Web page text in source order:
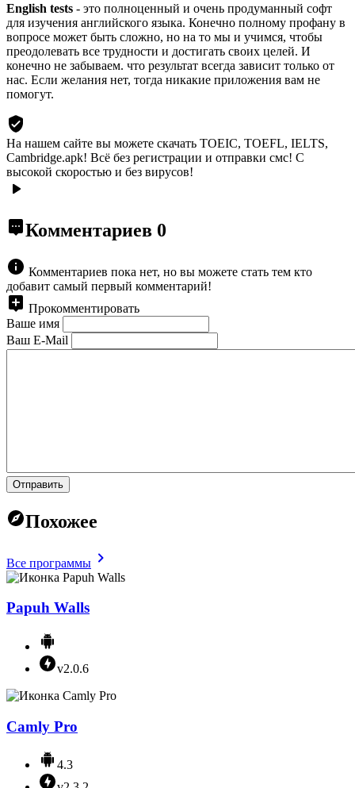
English tests - это полноценный и очень продуманный софт
для изучения английского языка. Конечно полному профану в
вопросе может быть сложно, но на то мы и учимся, чтобы
преодолевать все трудности и достигать своих целей. И
конечно не забываем. что результат всегда зависит только от
нас. Если желания нет, тогда никакие приложения вам не
помогут.
На нашем сайте вы можете скачать TOEIC, TOEFL, IELTS,
Cambridge.apk! Всё без регистрации и отправки смс! С
высокой скоростью и без вирусов!
Комментариев 0
Комментариев пока нет, но вы можете стать тем кто
добавит самый первый комментарий!
Прокомментировать
Ваше имя
Ваш E-Mail
Отправить
Похожее
Все программы
Papuh Walls
v2.0.6
Camly Pro
4.3